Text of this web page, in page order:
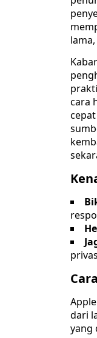
cara
dari
yang